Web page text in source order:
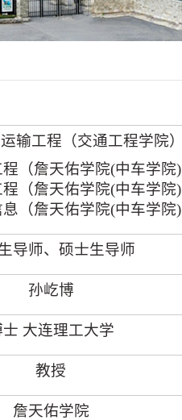
输工程（交通工程学院）
（詹天佑学院(中车学院)
（詹天佑学院(中车学院)
息（詹天佑学院(中车学院)
导师、硕士生导师
孙屹博
士 大连理工大学
教授
詹天佑学院